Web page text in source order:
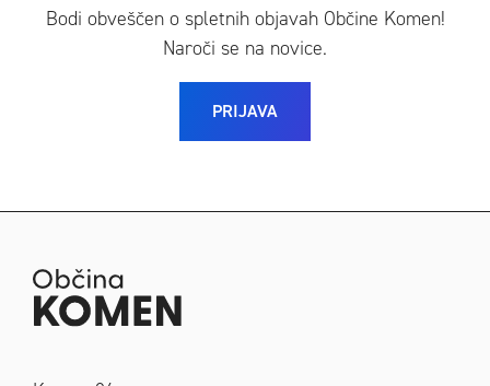
Bodi obveščen o spletnih objavah Občine Komen!
Naroči se na novice.
PRIJAVA